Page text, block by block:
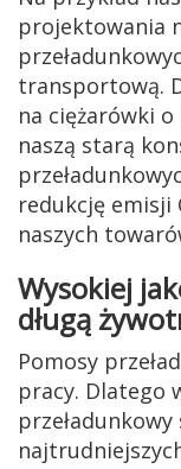
projektowania
transportową.
na ciężarówki
naszą starą
redukcję emisji
naszych
Wysokiej
długą
Pomosy
pracy. Dlatego
przeładunkowy